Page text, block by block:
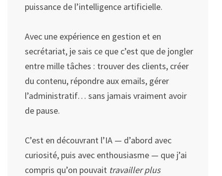
puissance de l’intelligence artificielle.
Avec une expérience en gestion et en
secrétariat, je sais ce que c’est que de jongler
entre mille tâches : trouver des clients, créer
du contenu, répondre aux emails, gérer
l’administratif… sans jamais vraiment avoir
de pause.
C’est en découvrant l’IA — d’abord avec
curiosité, puis avec enthousiasme — que j’ai
compris qu’on pouvait travailler plus